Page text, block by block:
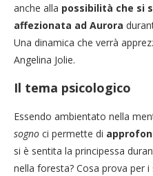
anche alla possibilità che si
affezionata ad Aurora
Una dinamica che verrà
Angelina Jolie.
Il tema psicologico
Essendo ambientato nella
sogno ci permette di
si è sentita la principessa
nella foresta? Cosa prova per i